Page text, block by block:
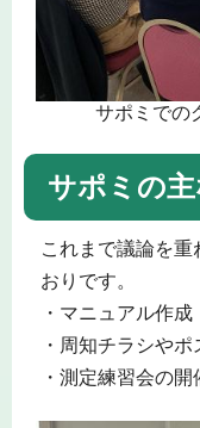
サポミでの
サポミの
これまで議論を重
おりです。
・マニュアル作成
・周知チラシや
・測定練習会の開